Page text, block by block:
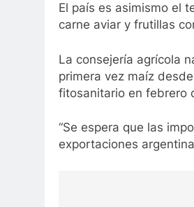
El país es asimismo el
carne aviar y frutillas
La consejería agrícola
primera vez maíz
fitosanitario en febrero
“Se espera que las
exportaciones